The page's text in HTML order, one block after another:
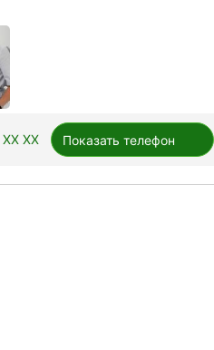
XX XX Показать телефон